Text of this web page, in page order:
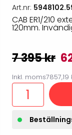
Art.nr:
CAB ER1/210
120mm.
7 395 kr
Inkl. moms7857,19